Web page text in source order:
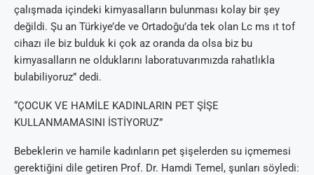
çalışmada içindeki kimyasalların bulunması kolay bir şey
değildi. Şu an Türkiye’de ve Ortadoğu’da tek olan Lc ms ıt tof
cihazı ile biz bulduk ki çok az oranda da olsa biz bu
kimyasalların ne olduklarını laboratuvarımızda rahatlıkla
bulabiliyoruz” dedi.
“ÇOCUK VE HAMİLE KADINLARIN PET ŞİŞE
KULLANMAMASINI İSTİYORUZ”
Bebeklerin ve hamile kadınların pet şişelerden su içmemesi
gerektiğini dile getiren Prof. Dr. Hamdi Temel, şunları söyledi: